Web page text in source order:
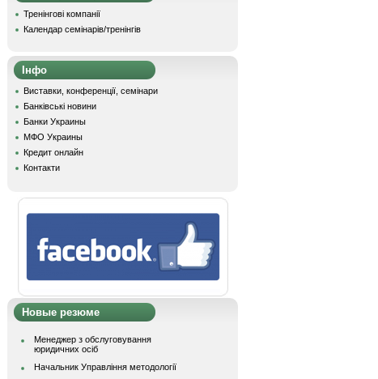
Тренінгові компанії
Календар семінарів/тренінгів
Інфо
Виставки, конференції, семінари
Банківські новини
Банки Украины
МФО Украины
Кредит онлайн
Контакти
Новые резюме
Менеджер з обслуговування
юридичних осіб
Начальник Управління методології